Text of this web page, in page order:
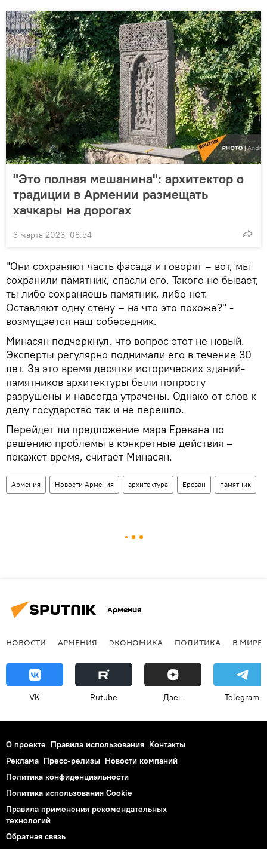
"Это полная мешанина": архитектор о
традиции в Армении размещать
хачкары на дорогах
3 марта 2023, 08:54
"Они сохраняют часть фасада и говорят – вот, мы
сохранили памятник, спасли его. Такого не бывает,
ты либо сохраняешь памятник, либо нет.
Оставляют одну стену – на что это похоже?" -
возмущается наш собеседник.
Минасян подчеркнул, что вопрос этот не новый.
Эксперты регулярно поднимали его в течение 30
лет. За это время десятки исторических зданий-
памятников архитектуры были попросту
разрушены и навсегда утрачены. Однако от слов к
делу государство так и не перешло.
Перейдет ли предложение мэра Еревана по
решению проблемы в конкретные действия –
покажет время, считает Минасян.
Армения Новости Армения архитектура Ереван памятник
Армения
НОВОСТИ АРМЕНИЯ ЭКОНОМИКА ПОЛИТИКА В МИРЕ
VK Rutube Дзен Telegram
О проекте Правила использования Контакты
Реклама Пресс-релизы Новости компаний
Политика конфиденциальности
Политика использования Cookie
Правила применения рекомендательных
технологий
Обратная связь